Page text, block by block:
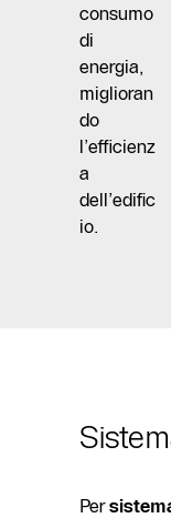
consumo
di
energia,
miglioran
do
l’efficienz
a
dell’edific
io.
Per